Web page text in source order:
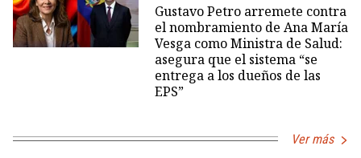
Gustavo Petro arremete contra
el nombramiento de Ana María
Vesga como Ministra de Salud:
asegura que el sistema “se
entrega a los dueños de las
EPS”
Ver más